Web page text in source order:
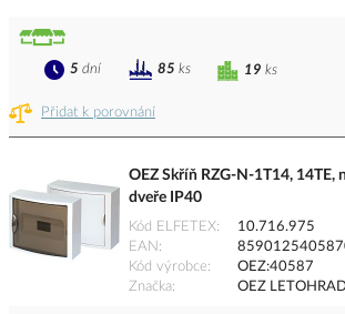
Přidat k porovnání
19 ks
5 dní 85 ks
OEZ Skříň RZG-N-1T14, 14TE,
dveře IP40
Kód ELFETEX
10.716.975
EAN
Kód výrobce
OEZ:40587
Značka
OEZ